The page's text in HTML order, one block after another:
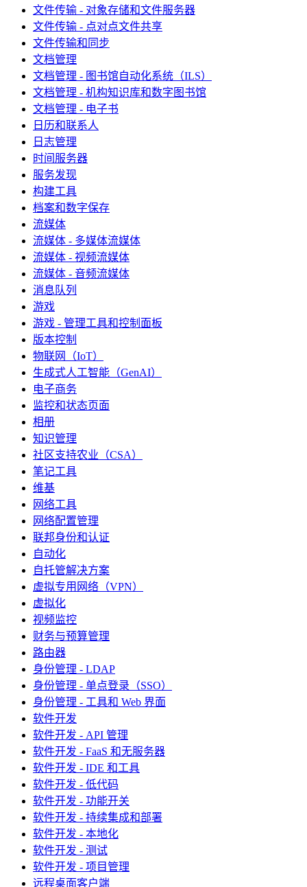
文件传输 - 对象存储和文件服务器
文件传输 - 点对点文件共享
文件传输和同步
文档管理
文档管理 - 图书馆自动化系统（ILS）
文档管理 - 机构知识库和数字图书馆
文档管理 - 电子书
日历和联系人
日志管理
时间服务器
服务发现
构建工具
档案和数字保存
流媒体
流媒体 - 多媒体流媒体
流媒体 - 视频流媒体
流媒体 - 音频流媒体
消息队列
游戏
游戏 - 管理工具和控制面板
版本控制
物联网（IoT）
生成式人工智能（GenAI）
电子商务
监控和状态页面
相册
知识管理
社区支持农业（CSA）
笔记工具
维基
网络工具
网络配置管理
联邦身份和认证
自动化
自托管解决方案
虚拟专用网络（VPN）
虚拟化
视频监控
财务与预算管理
路由器
身份管理 - LDAP
身份管理 - 单点登录（SSO）
身份管理 - 工具和 Web 界面
软件开发
软件开发 - API 管理
软件开发 - FaaS 和无服务器
软件开发 - IDE 和工具
软件开发 - 低代码
软件开发 - 功能开关
软件开发 - 持续集成和部署
软件开发 - 本地化
软件开发 - 测试
软件开发 - 项目管理
远程桌面客户端